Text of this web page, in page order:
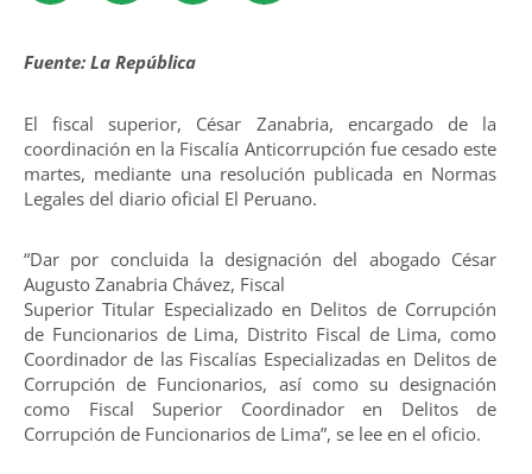
Fuente: La República
El fiscal superior, César Zanabria, encargado de la
coordinación en la Fiscalía Anticorrupción fue cesado este
martes, mediante una resolución publicada en Normas
Legales del diario oficial El Peruano.
“Dar por concluida la designación del abogado César
Augusto Zanabria Chávez, Fiscal
Superior Titular Especializado en Delitos de Corrupción
de Funcionarios de Lima, Distrito Fiscal de Lima, como
Coordinador de las Fiscalías Especializadas en Delitos de
Corrupción de Funcionarios, así como su designación
como Fiscal Superior Coordinador en Delitos de
Corrupción de Funcionarios de Lima”, se lee en el oficio.